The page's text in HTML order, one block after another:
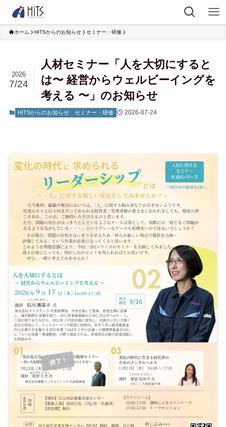
ホーム HITSからのお知らせ セミナー・研修
人材セミナー「人を大切にすると
は〜 経営からウェルビーイングを
考える 〜」のお知らせ
2026
7/24
HITSからのお知らせ セミナー・研修 2026-07-24